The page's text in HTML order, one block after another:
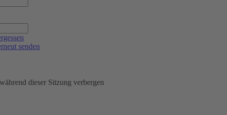
senden
dieser Sitzung verbergen